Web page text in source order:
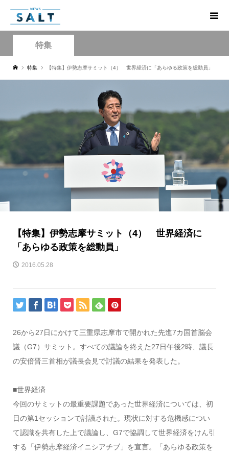
特集
特集 【特集】伊勢志摩サミット（4） 世界経済に「あらゆる政策を総動員」
【特集】伊勢志摩サミット（4） 世界経済に
「あらゆる政策を総動員」
2016.05.28
26から27日にかけて三重県志摩市で開かれた先進7カ国首脳会
議（G7）サミット。すべての議論を終えた27日午後2時、議長
の安倍晋三首相が議長会見で討議の結果を発表した。
■世界経済
今回のサミットの最重要課題であった世界経済については、初
日の第1セッションで討議された。現状に対する危機感につい
て認識を共有した上で議論し、G7で協調して世界経済をけん引
する「伊勢志摩経済イニシアチブ」を宣言。「あらゆる政策を